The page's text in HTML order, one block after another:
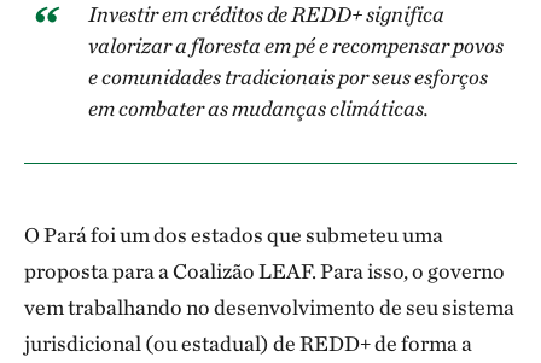
Investir em créditos de REDD+ significa
valorizar a floresta em pé e recompensar povos
e comunidades tradicionais por seus esforços
em combater as mudanças climáticas.
O Pará foi um dos estados que submeteu uma
proposta para a Coalizão LEAF. Para isso, o governo
vem trabalhando no desenvolvimento de seu sistema
jurisdicional (ou estadual) de REDD+ de forma a